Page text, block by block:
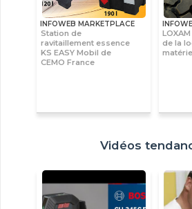
INFOWEB MARKETPLACE
Station de
ravitaillement essence
KS EASY Mobil de
CEMO France
de la
Vidéos